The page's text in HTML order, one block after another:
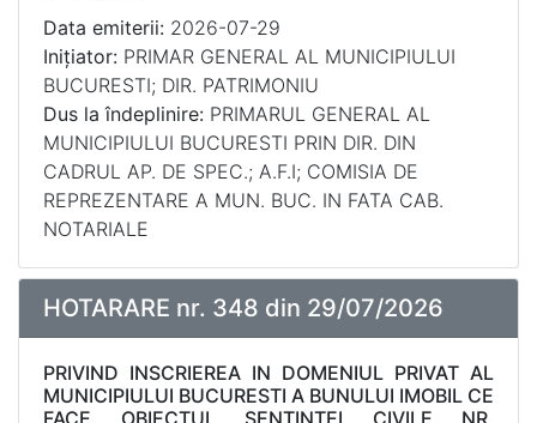
Data emiterii: 2026-07-29
Inițiator: PRIMAR GENERAL AL MUNICIPIULUI
BUCURESTI; DIR. PATRIMONIU
Dus la îndeplinire: PRIMARUL GENERAL AL
MUNICIPIULUI BUCURESTI PRIN DIR. DIN
CADRUL AP. DE SPEC.; A.F.I; COMISIA DE
REPREZENTARE A MUN. BUC. IN FATA CAB.
NOTARIALE
HOTARARE nr. 348 din 29/07/2026
PRIVIND INSCRIEREA IN DOMENIUL PRIVAT AL
MUNICIPIULUI BUCURESTI A BUNULUI IMOBIL CE
FACE OBIECTUL SENTINTEI CIVILE NR.